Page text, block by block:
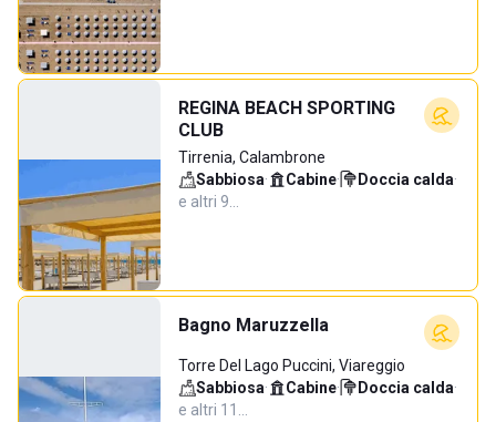
REGINA BEACH SPORTING
CLUB
Tirrenia, Calambrone
Sabbiosa· Cabine· Doccia calda·
e altri 9…
Bagno Maruzzella
Torre Del Lago Puccini, Viareggio
Sabbiosa· Cabine· Doccia calda·
e altri 11…